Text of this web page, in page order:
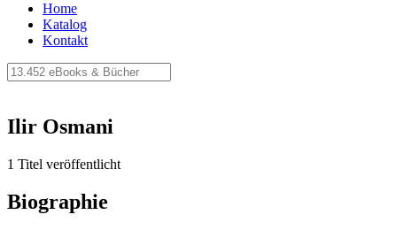
Home
Katalog
Kontakt
Ilir Osmani
1 Titel veröffentlicht
Biographie